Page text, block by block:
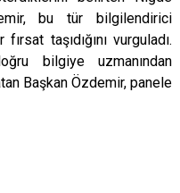
bu tür bilgilendirici
taşıdığını vurguladı.
bilgiye uzmanından
Başkan Özdemir, panele